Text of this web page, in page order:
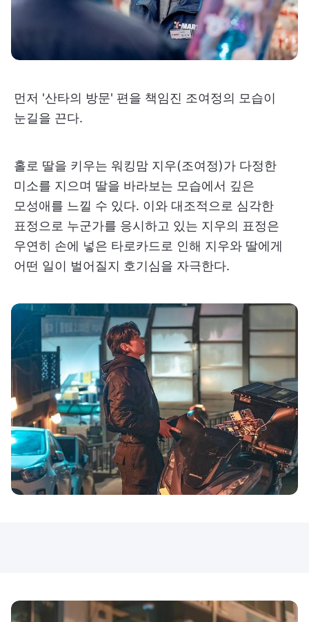
먼저 '산타의 방문' 편을 책임진 조여정의 모습이
눈길을 끈다.
홀로 딸을 키우는 워킹맘 지우(조여정)가 다정한
미소를 지으며 딸을 바라보는 모습에서 깊은
모성애를 느낄 수 있다. 이와 대조적으로 심각한
표정으로 누군가를 응시하고 있는 지우의 표정은
우연히 손에 넣은 타로카드로 인해 지우와 딸에게
어떤 일이 벌어질지 호기심을 자극한다.